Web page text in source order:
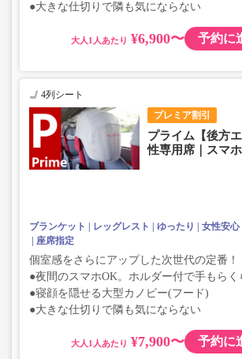
●大きな仕切りで隣も気にならない
大人 ¥6,900〜 予約に
プレミア割引
4列シート
プライム【後方
性専用席｜スマホ
ブランケット レッグレスト ゆったり 女性安心
座席指定
個室感をさらにアップした次世代の定番！
●夜間のスマホOK。ホルダー付で手もらく
●寝顔を隠せる大型カノピー(フード)
●大きな仕切りで隣も気にならない
大人 ¥7,900〜 予約に